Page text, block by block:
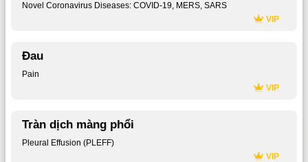
Novel Coronavirus Diseases: COVID-19, MERS, SARS
VIP
Đau
Pain
VIP
Tràn dịch màng phổi
Pleural Effusion (PLEFF)
VIP